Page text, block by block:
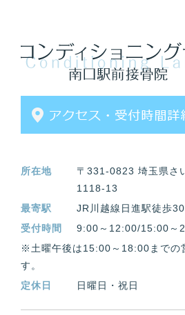
所在地
〒331-0823 埼玉県さ
1118-13
最寄駅
JR川越線日進駅徒歩
受付時間
9:00～12:00/15:00～
※土曜午後は15:00～18:00までの
す。
定休日
日曜日・祝日